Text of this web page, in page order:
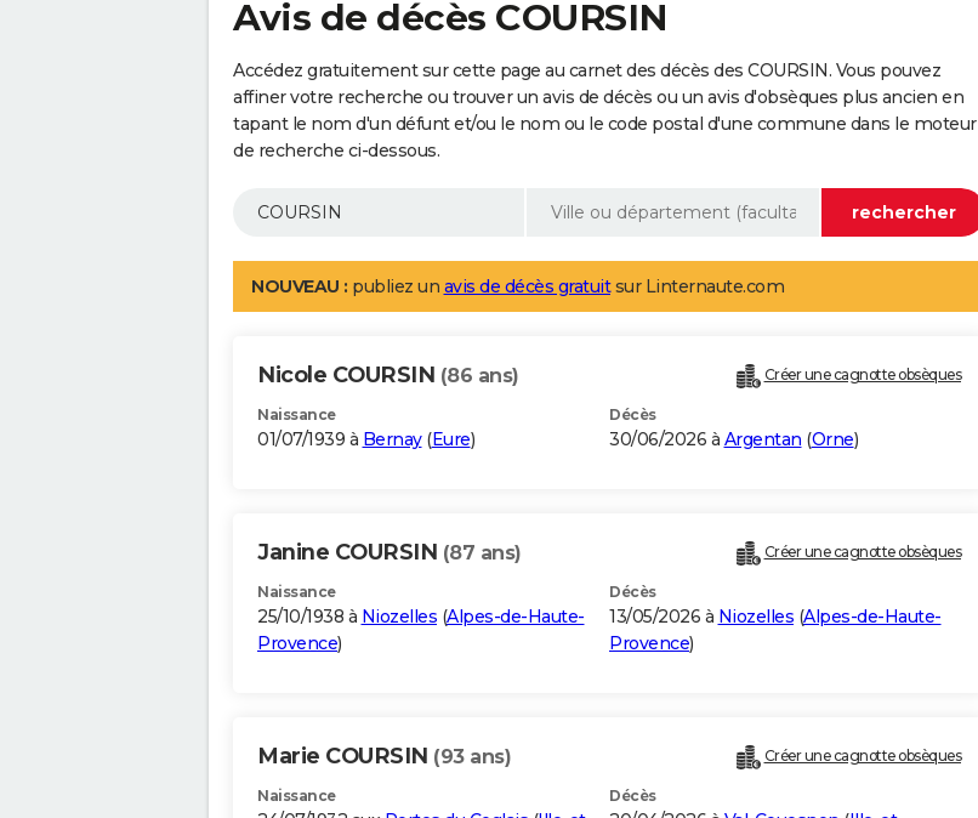
Avis de décès COURSIN
Accédez gratuitement sur cette page au carnet des décès des COURSIN. Vous pouvez
affiner votre recherche ou trouver un avis de décès ou un avis d'obsèques plus ancien en
tapant le nom d'un défunt et/ou le nom ou le code postal d'une commune dans le moteur
de recherche ci-dessous.
NOUVEAU : publiez un avis de décès gratuitsur Linternaute.com
Nicole COURSIN (86 ans) Créer une cagnotte obsèques
Naissance
01/07/1939 à Bernay(Eure)
Décès
30/06/2026 à Argentan (Orne)
Janine COURSIN (87 ans) Créer une cagnotte obsèques
Naissance
25/10/1938 à Niozelles (Alpes-de-Haute-
Provence)
Décès
13/05/2026 à Niozelles (Alpes-de-Haute-
Provence)
Marie COURSIN (93 ans) Créer une cagnotte obsèques
Naissance Décès